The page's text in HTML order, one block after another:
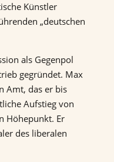
Künstler
„deutschen
als Gegenpol
gegründet. Max
Amt, das er bis
Aufstieg von
Höhepunkt. Er
des liberalen